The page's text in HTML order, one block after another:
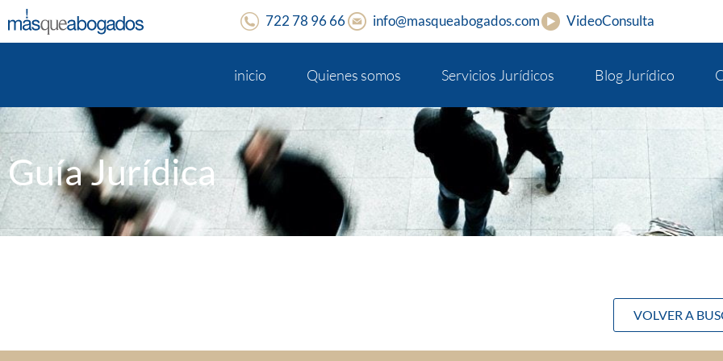
722 78 96 66 info@masqueabogados.com VideoConsulta
inicio Quienes somos Servicios Jurídicos Blog Jurídico
Guía Jurídica
VOLVER A